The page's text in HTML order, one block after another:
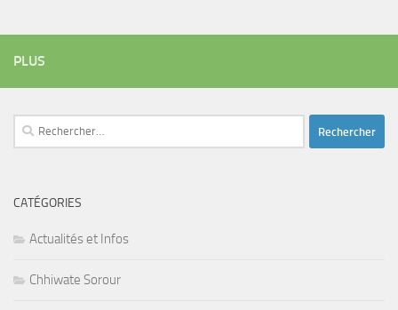
PLUS
Rechercher :
CATÉGORIES
Actualités et Infos
Chhiwate Sorour